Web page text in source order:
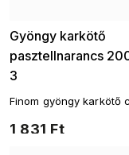
Gyöngy karkötő
pasztellnarancs
3
1 831 Ft
Finom gyöngy karkötő